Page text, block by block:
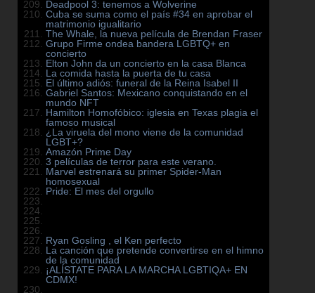
Deadpool 3: tenemos a Wolverine
Cuba se suma como el país #34 en aprobar el
matrimonio igualitario
The Whale, la nueva película de Brendan Fraser
Grupo Firme ondea bandera LGBTQ+ en
concierto
Elton John da un concierto en la casa Blanca
La comida hasta la puerta de tu casa
El último adiós: funeral de la Reina Isabel II
Gabriel Santos: Mexicano conquistando en el
mundo NFT
Hamilton Homofóbico: iglesia en Texas plagia el
famoso musical
¿La viruela del mono viene de la comunidad
LGBT+?
Amazón Prime Day
3 películas de terror para este verano.
Marvel estrenará su primer Spider-Man
homosexual
Pride: El mes del orgullo
Ryan Gosling , el Ken perfecto
La canción que pretende convertirse en el himno
de la comunidad
¡ALÍSTATE PARA LA MARCHA LGBTIQA+ EN
CDMX!